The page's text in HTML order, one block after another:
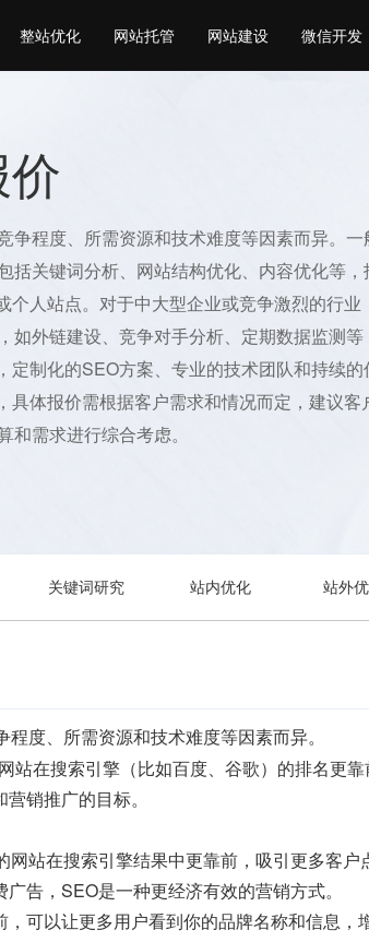
整站优化 网站托管 网站建设 微信开发
争程度、所需资源和技术难度等因素而异。一
括关键词分析、网站结构优化、内容优化等，
人站点。对于中大型企业或竞争激烈的行业
如外链建设、竞争对手分析、定期数据监测等
定制化的SEO方案、专业的技术团队和持续的
具体报价需根据客户需求和情况而定，建议客
需求进行综合考虑。
关键词研究 站内优化 站外
度、所需资源和技术难度等因素而异。
站在搜索引擎（比如百度、谷歌）的排名更
销推广的目标。
网站在搜索引擎结果中更靠前，吸引更多客户
广告，SEO是一种更经济有效的营销方式。
，可以让更多用户看到你的品牌名称和信息，